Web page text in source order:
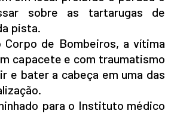
sobre as tartarugas de
pista.
Corpo de Bombeiros, a vítima
capacete e com traumatismo
e bater a cabeça em uma das
para o Instituto médico